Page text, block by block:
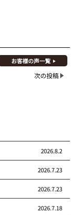
お客様の声一覧
次の投稿
2026.8.2
2026.7.23
2026.7.23
2026.7.18